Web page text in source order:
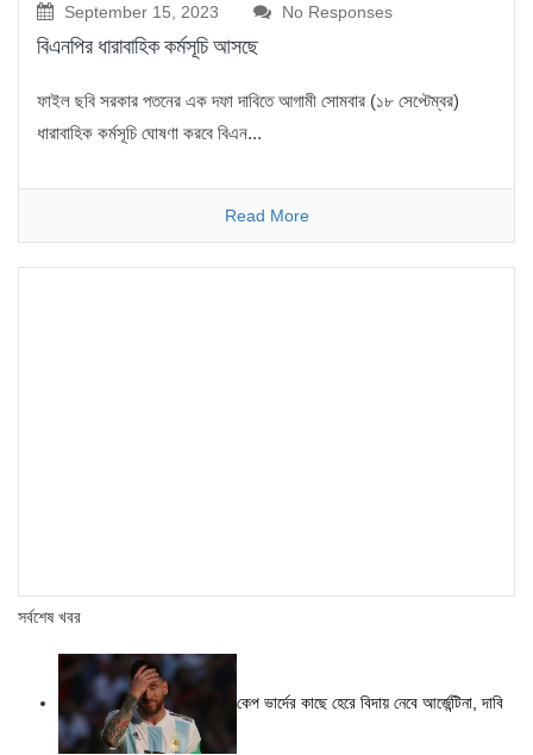
September 15, 2023 No Responses
বিএনপির ধারাবাহিক কর্মসূচি আসছে
ফাইল ছবি সরকার পতনের এক দফা দাবিতে আগামী সোমবার (১৮ সেপ্টেম্বর)
ধারাবাহিক কর্মসূচি ঘোষণা করবে বিএন...
Read More
সর্বশেষ খবর
কেপ ভার্দের কাছে হেরে বিদায় নেবে আর্জেন্টিনা, দাবি